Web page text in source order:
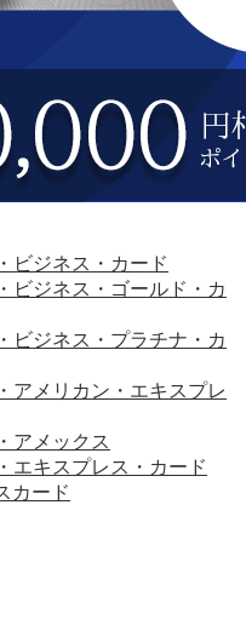
ビジネス・カード
ビジネス・ゴールド・カ
ビジネス・プラチナ・カ
アメリカン・エキスプレ
アメックス
エキスプレス・カード
カード